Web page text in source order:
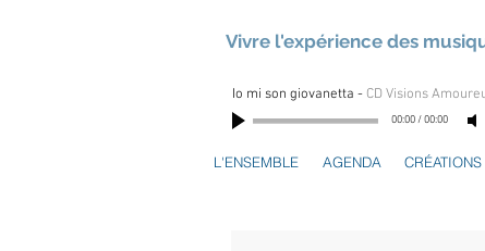
Vivre l'expérience des
Io mi son giovanetta - CD Visions
00:00/00:00
L'ENSEMBLE AGENDA CRÉATIONS